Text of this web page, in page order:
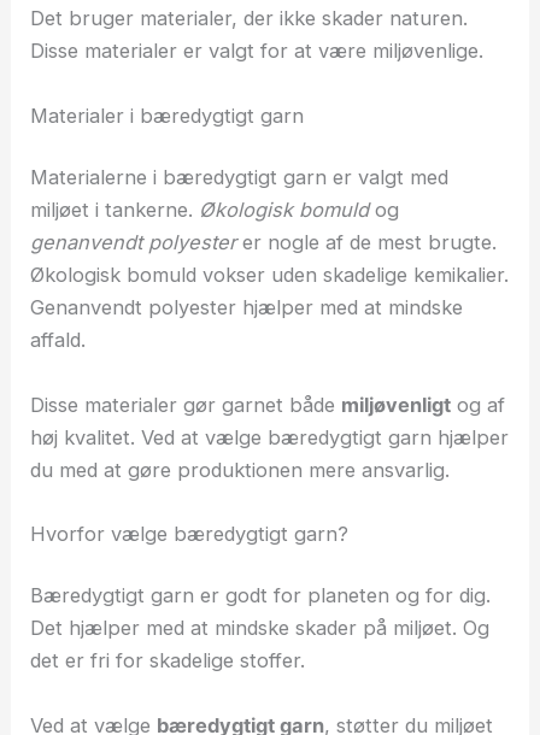
Det bruger materialer, der ikke skader naturen.
Disse materialer er valgt for at være miljøvenlige.
Materialer i bæredygtigt garn
Materialerne i bæredygtigt garn er valgt med
miljøet i tankerne. Økologisk bomuldog
genanvendt polyesterer nogle af de mest brugte.
Økologisk bomuld vokser uden skadelige kemikalier.
Genanvendt polyester hjælper med at mindske
affald.
Disse materialer gør garnet både miljøvenligt og af
høj kvalitet. Ved at vælge bæredygtigt garn hjælper
du med at gøre produktionen mere ansvarlig.
Hvorfor vælge bæredygtigt garn?
Bæredygtigt garn er godt for planeten og for dig.
Det hjælper med at mindske skader på miljøet. Og
det er fri for skadelige stoffer.
Ved at vælge bæredygtigt garn, støtter du miljøet